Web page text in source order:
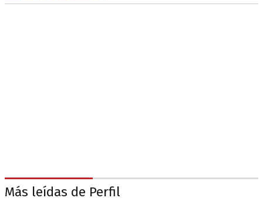
Más leídas de Perfil